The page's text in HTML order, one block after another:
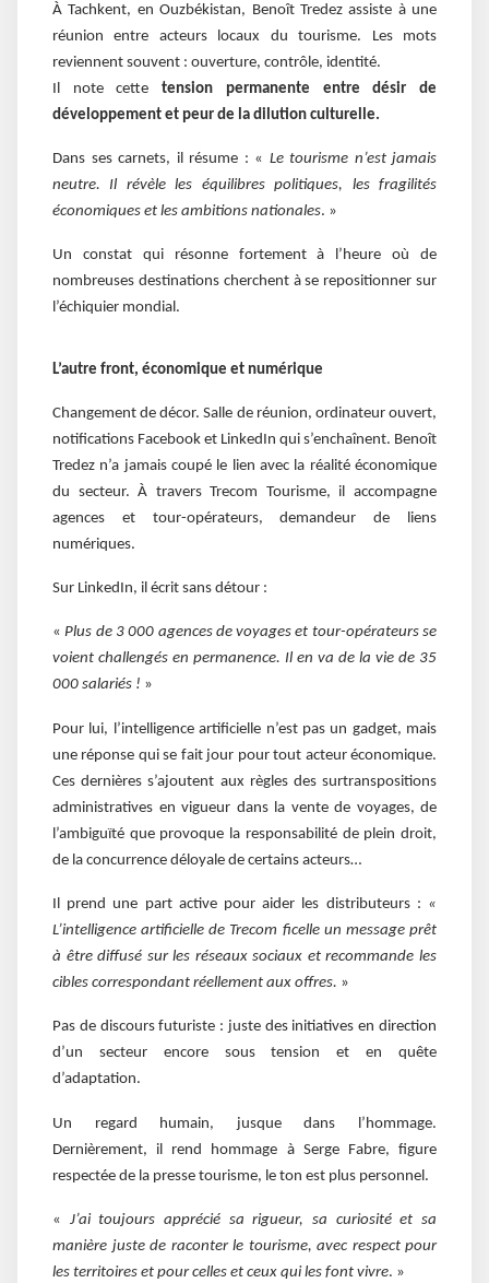
À Tachkent, en Ouzbékistan, Benoît Tredez assiste à une
réunion entre acteurs locaux du tourisme. Les mots
reviennent souvent : ouverture, contrôle, identité.
Il note cettetension permanente entre désir de
développement et peur de la dilution culturelle.
Dans ses carnets, il résume : « Le tourisme n’est jamais
neutre. Il révèle les équilibres politiques, les fragilités
économiques et les ambitions nationales. »
Un constat qui résonne fortement à l’heure où de
nombreuses destinations cherchent à se repositionner sur
l’échiquier mondial.
L’autre front, économique et numérique
Changement de décor. Salle de réunion, ordinateur ouvert,
notifications Facebook et LinkedIn qui s’enchaînent. Benoît
Tredez n’a jamais coupé le lien avec la réalité économique
du secteur. À travers Trecom Tourisme, il accompagne
agences et tour-opérateurs, demandeur de liens
numériques.
Sur LinkedIn, il écrit sans détour :
«Plus de 3 000 agences de voyages et tour-opérateurs se
voient challengés en permanence. Il en va de la vie de 35
000 salariés ! »
Pour lui, l’intelligence artificielle n’est pas un gadget, mais
une réponse qui se fait jour pour tout acteur économique.
Ces dernières s’ajoutent aux règles des surtranspositions
administratives en vigueur dans la vente de voyages, de
l’ambiguïté que provoque la responsabilité de plein droit,
de la concurrence déloyale de certains acteurs…
Il prend une part active pour aider les distributeurs : «
L’intelligence artificielle de Trecom ficelle un message prêt
à être diffusé sur les réseaux sociaux et recommande les
cibles correspondant réellement aux offres. »
Pas de discours futuriste : juste des initiatives en direction
d’un secteur encore sous tension et en quête
d’adaptation.
Un regard humain, jusque dans l’hommage.
Dernièrement, il rend hommage à Serge Fabre, figure
respectée de la presse tourisme, le ton est plus personnel.
« J’ai toujours apprécié sa rigueur, sa curiosité et sa
manière juste de raconter le tourisme, avec respect pour
les territoires et pour celles et ceux qui les font vivre. »